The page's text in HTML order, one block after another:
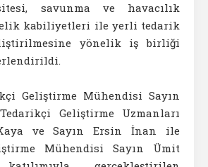
savunma ve havacılık
kabiliyetleri ile yerli tedarik
yönelik iş birliği
Geliştirme Mühendisi Sayın
Geliştirme Uzmanları
ve Sayın Ersin İnan ile
Mühendisi Sayın Ümit